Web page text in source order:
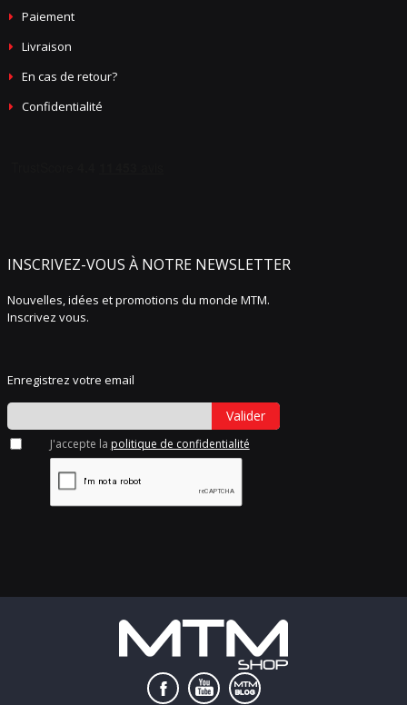
Paiement
Livraison
En cas de retour?
Confidentialité
INSCRIVEZ-VOUS À NOTRE NEWSLETTER
Nouvelles, idées et promotions du monde MTM.
Inscrivez vous.
Enregistrez votre email
Valider
J'accepte la politique de confidentialité